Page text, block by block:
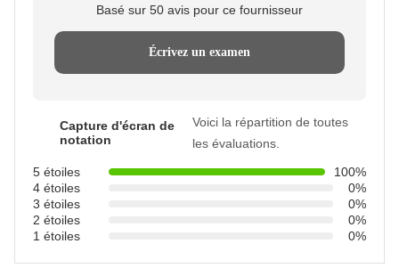
Basé sur 50 avis pour ce fournisseur
Écrivez un examen
Capture d'écran de
notation
Voici la répartition de toutes
les évaluations.
5 étoiles
100%
4 étoiles
0%
3 étoiles
0%
2 étoiles
0%
1 étoiles
0%